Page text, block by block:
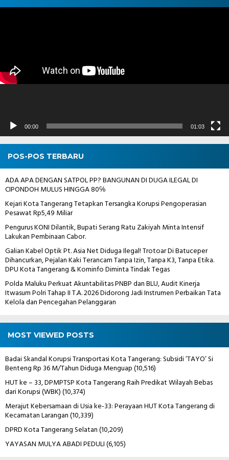
Pemutar
00:00 01:03
POS-POS TERBARU
ADA APA DENGAN SATPOL PP? BANGUNAN DI DUGA ILEGAL DI
CIPONDOH MULUS HINGGA 80℅
Kejari Kota Tangerang Tetapkan Tersangka Korupsi Pengoperasian
Pesawat Rp5,49 Miliar
Pengurus KONI Dilantik, Bupati Serang Ratu Zakiyah Minta Intensif
Lakukan Pembinaan Cabor.
Galian Kabel Optik Pt. Asia Net Diduga Ilegal! Trotoar Di Batuceper
Dihancurkan, Pejalan Kaki Terancam Tanpa Izin, Tanpa K3, Tanpa Etika.
DPU Kota Tangerang & Kominfo Diminta Tindak Tegas
Polda Maluku Perkuat Akuntabilitas PNBP dan BLU, Audit Kinerja
Itwasum Polri Tahap II T.A. 2026 Didorong Jadi Instrumen Perbaikan Tata
Kelola dan Pencegahan Pelanggaran
MOST VIEWED POSTS
Badai Skandal Korupsi Transportasi Kota Tangerang: Subsidi ‘TAYO’ Si
Benteng Rp 36 M/Tahun Diduga Menguap(10,516)
HUT ke – 33, DPMPTSP Kota Tangerang Raih Predikat Wilayah Bebas
dari Korupsi (WBK)(10,374)
Merajut Kebersamaan di Usia ke-33: Perayaan HUT Kota Tangerang di
Kecamatan Larangan(10,339)
DPRD Kota Tangerang Selatan(10,209)
YAYASAN MULYA ABADI PEDULI(6,105)